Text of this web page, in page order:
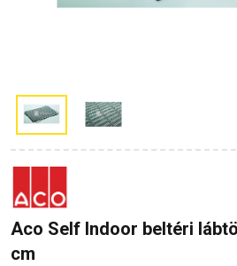
Aco Self Indoor beltéri
cm